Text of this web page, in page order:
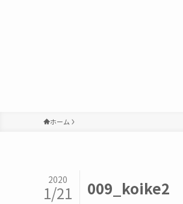
ホーム
009_koike2
2020
1/21